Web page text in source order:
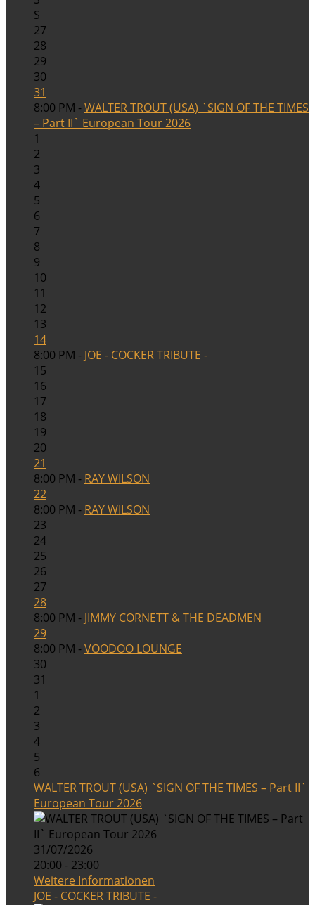
S
27
28
29
30
31
8:00 PM -WALTER TROUT (USA) `SIGN OF THE TIMES
– Part II` European Tour 2026
1
2
3
4
5
6
7
8
9
10
11
12
13
14
8:00 PM - JOE - COCKER TRIBUTE -
15
16
17
18
19
20
21
8:00 PM - RAY WILSON
22
8:00 PM - RAY WILSON
23
24
25
26
27
28
8:00 PM - JIMMY CORNETT & THE DEADMEN
29
8:00 PM -VOODOO LOUNGE
30
31
1
2
3
4
5
6
WALTER TROUT (USA) `SIGN OF THE TIMES – Part II`
European Tour 2026
31/07/2026
20:00 - 23:00
Weitere Informationen
JOE - COCKER TRIBUTE -